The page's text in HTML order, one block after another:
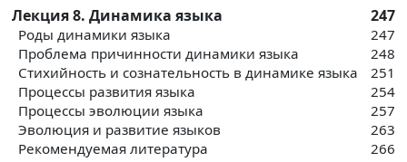
Лекция 8. Динамика языка 247
Роды динамики языка
247
Проблема причинности динамики языка
248
Стихийность и сознательность в динамике языка
251
Процессы развития языка
254
Процессы эволюции языка
257
Эволюция и развитие языков
263
Рекомендуемая литература
266